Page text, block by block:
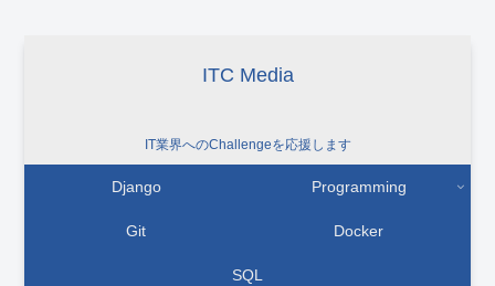
ITC Media
IT業界へのChallengeを応援します
Django Programming
Git Docker
SQL